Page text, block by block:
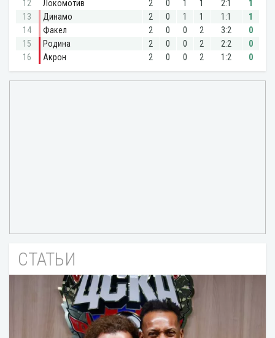
СТАТЬИ